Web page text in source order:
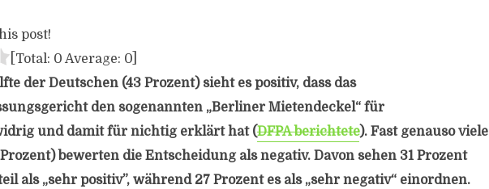
post!
[Total: 0 Average: 0
der Deutschen (43 Prozent) sieht es positiv, dass das
den sogenannten „Berliner Mietendeckel“ für
und damit für nichtig erklärt hat (DFPA berichtete). Fast genauso viele
bewerten die Entscheidung als negativ. Davon sehen 31 Prozent
als „sehr positiv”, während 27 Prozent es als „sehr negativ“ einordnen.